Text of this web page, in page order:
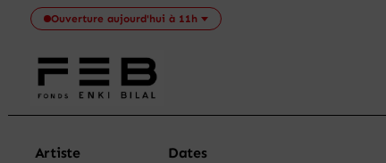
Ouverture aujourd'hui à 11h
Artiste
Dates